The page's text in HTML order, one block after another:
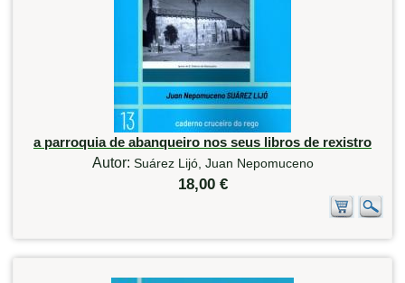
a parroquia de abanqueiro nos seus libros de rexistro
Autor: Suárez Lijó, Juan Nepomuceno
18,00 €